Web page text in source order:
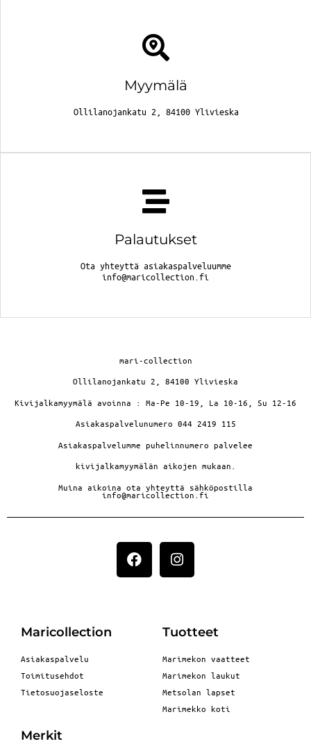
Myymälä
Ollilanojankatu 2, 84100 Ylivieska
Palautukset
Ota yhteyttä asiakaspalveluumme
info@maricollection.fi
mari-collection
Ollilanojankatu 2, 84100 Ylivieska
Kivijalkamyymälä avoinna : Ma-Pe 10-19, La 10-16, Su 12-16
Asiakaspalvelunumero 044 2419 115
Asiakaspalvelumme puhelinnumero palvelee
kivijalkamyymälän aikojen mukaan.
Muina aikoina ota yhteyttä sähköpostilla
info@maricollection.fi
Maricollection
Asiakaspalvelu
Toimitusehdot
Tietosuojaseloste
Tuotteet
Marimekon vaatteet
Marimekon laukut
Metsolan lapset
Marimekko koti
Merkit